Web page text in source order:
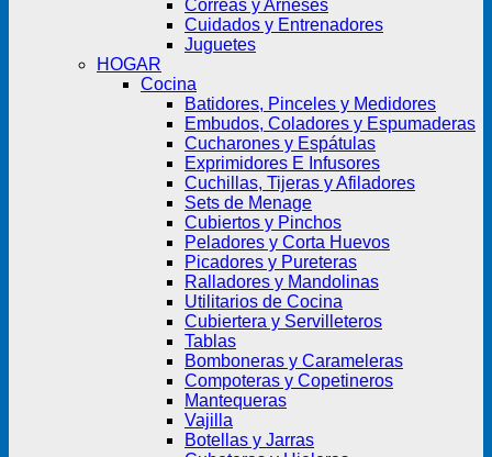
Correas y Arneses
Cuidados y Entrenadores
Juguetes
HOGAR
Cocina
Batidores, Pinceles y Medidores
Embudos, Coladores y Espumaderas
Cucharones y Espátulas
Exprimidores E Infusores
Cuchillas, Tijeras y Afiladores
Sets de Menage
Cubiertos y Pinchos
Peladores y Corta Huevos
Picadores y Pureteras
Ralladores y Mandolinas
Utilitarios de Cocina
Cubiertera y Servilleteros
Tablas
Bomboneras y Carameleras
Compoteras y Copetineros
Mantequeras
Vajilla
Botellas y Jarras